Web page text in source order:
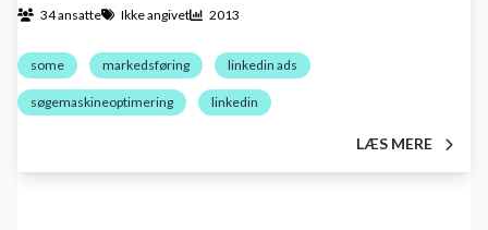
34 ansatte Ikke angivet 2013
some markedsføring linkedin ads
søgemaskineoptimering linkedin
LÆS MERE